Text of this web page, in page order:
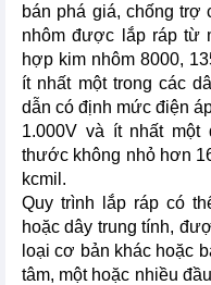
bán phá giá, chống trợ
nhôm được lắp ráp từ
hợp kim nhôm 8000,
ít nhất một trong các
dẫn có định mức điện
1.000V và ít nhất
thước không nhỏ hơn
kcmil.
Quy trình lắp ráp có
hoặc dây trung tính,
loại cơ bản khác hoặc
tâm, một hoặc nhiều